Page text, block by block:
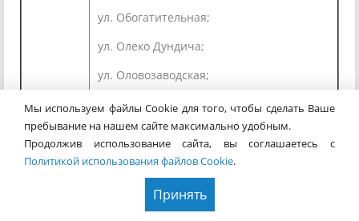
ул. Обогатительная;
ул. Олеко Дундича;
ул. Оловозаводская;
пер. Оловозаводской;
ул. Паласа;
ул. Панфиловцев;
ул. Петухова (№ 53, 55, 57, 67 – 79);
Мы используем файлы Cookie для того, чтобы сделать Ваше
пребывание на нашем сайте максимально удобным.
Продолжив использование сайта, вы соглашаетесь с
Политикой использования файлов Cookie.
Принять